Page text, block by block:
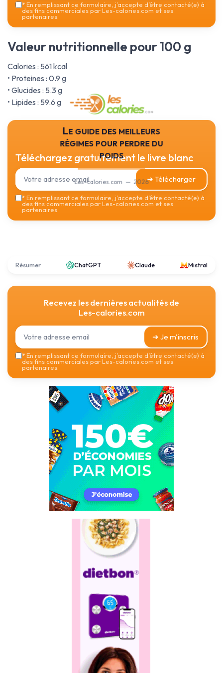
*En remplissant ce formulaire, j’accepte d’être contacté(e) à
des fins commerciales par Les-calories.com et ses
partenaires.
Valeur nutritionnelle pour 100 g
Calories : 561 kcal
• Proteines : 0.9 g
• Glucides : 5.3 g
• Lipides : 59.6 g
Le guide des meilleurs
régimes pour perdre du
poids
Les-calories.com — 2026
Téléchargez gratuitement le livre blanc
➔ Télécharger
*En remplissant ce formulaire, j’accepte d’être contacté(e) à
des fins commerciales par Les-calories.com et ses
partenaires.
Résumer ChatGPT Claude Mistral
Recevez les dernières actualités de
Les-calories.com
➔ Je m'inscris
*En remplissant ce formulaire, j’accepte d’être contacté(e) à
des fins commerciales par Les-calories.com et ses
partenaires.